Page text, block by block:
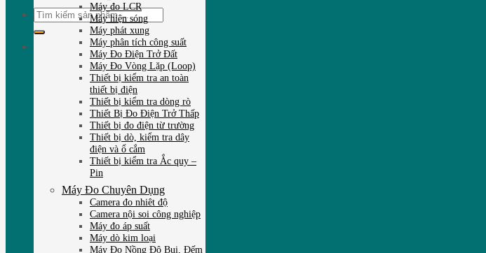
Tìm
kiếm:
Máy đo LCR
Máy hiện sóng
Máy phát xung
Máy phân tích công suất
Máy Đo Điện Trở Đất
Máy Đo Vòng Lặp (Loop)
Thiết bị kiểm tra an toàn
thiết bị điện
Thiết bị kiểm tra dòng rò
Thiết Bị Đo Điện Trở Thấp
Thiết bị đo điện từ trường
Thiết bị dò, kiểm tra dây
điện và ổ cắm
Thiết bị kiểm tra Ắc quy –
Pin
Máy Đo Chuyên Dụng
Camera đo nhiêt độ
Camera nội soi công nghiệp
Máy đo áp suất
Máy dò kim loại
Máy Đo Nồng Độ Bụi, Đếm